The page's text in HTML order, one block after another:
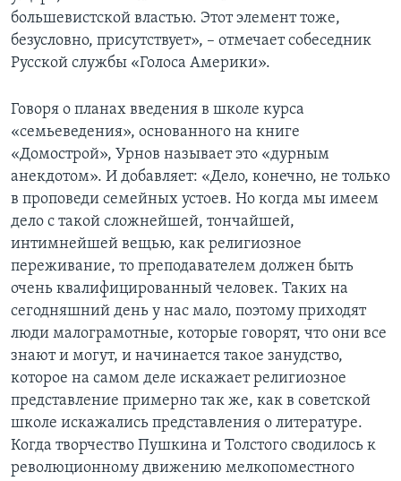
большевистской властью. Этот элемент тоже,
безусловно, присутствует», – отмечает собеседник
Русской службы «Голоса Америки».
Говоря о планах введения в школе курса
«семьеведения», основанного на книге
«Домострой», Урнов называет это «дурным
анекдотом». И добавляет: «Дело, конечно, не только
в проповеди семейных устоев. Но когда мы имеем
дело с такой сложнейшей, тончайшей,
интимнейшей вещью, как религиозное
переживание, то преподавателем должен быть
очень квалифицированный человек. Таких на
сегодняшний день у нас мало, поэтому приходят
люди малограмотные, которые говорят, что они все
знают и могут, и начинается такое занудство,
которое на самом деле искажает религиозное
представление примерно так же, как в советской
школе искажались представления о литературе.
Когда творчество Пушкина и Толстого сводилось к
революционному движению мелкопоместного